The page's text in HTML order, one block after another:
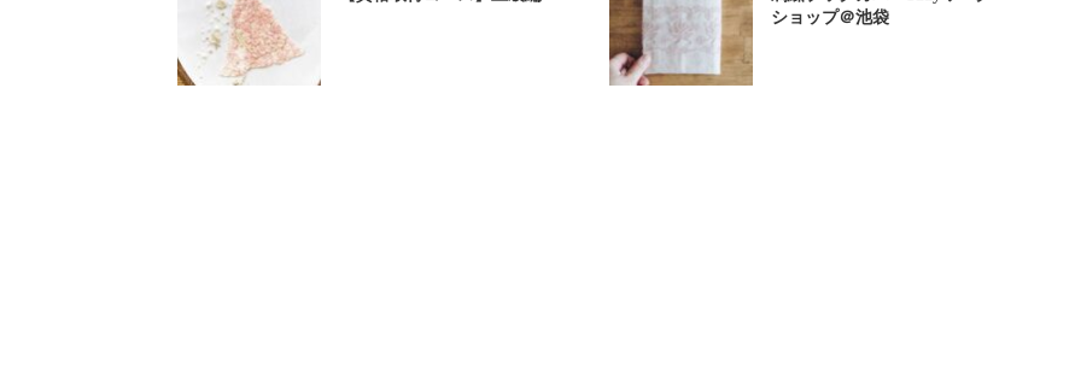
ショップ＠池袋